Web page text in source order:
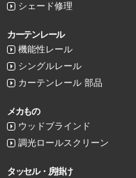
シェード修理
カーテンレール
機能性レール
シングルレール
カーテンレール 部品
メカもの
ウッドブラインド
調光ロールスクリーン
タッセル・房掛け